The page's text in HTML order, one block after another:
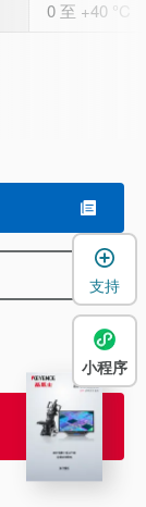
0 至 +40 °C
支持
小程序